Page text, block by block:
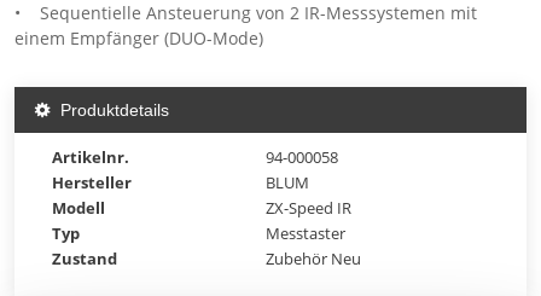
• Sequentielle Ansteuerung von 2 IR-Messsystemen mit
einem Empfänger (DUO-Mode)
Produktdetails
Artikelnr.
94-000058
Hersteller
BLUM
Modell
ZX-Speed IR
Typ
Messtaster
Zustand
Zubehör Neu